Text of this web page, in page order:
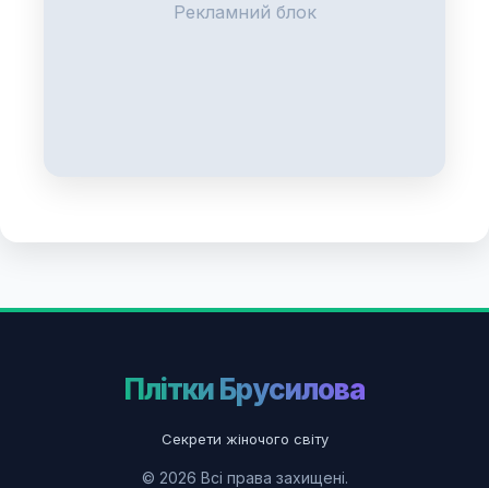
Рекламний блок
Плітки Брусилова
Секрети жіночого світу
© 2026 Всі права захищені.